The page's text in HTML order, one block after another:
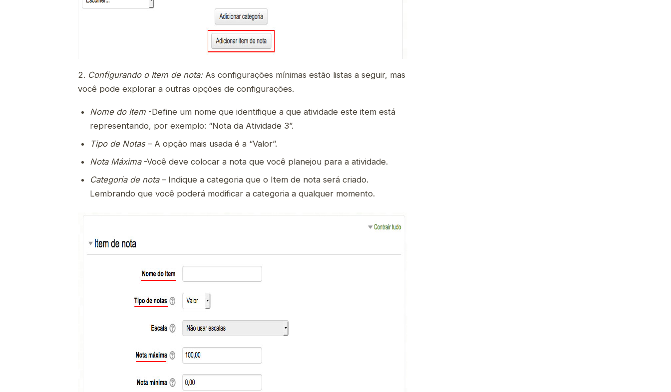
2. Configurando o Item de nota:As configurações mínimas estão listas a seguir, mas
você pode explorar a outras opções de configurações.
Nome do Item -Define um nome que identifique a que atividade este item está
representando, por exemplo: “Nota da Atividade 3”.
Tipo de Notas– A opção mais usada é a “Valor”.
Nota Máxima-Você deve colocar a nota que você planejou para a atividade.
Categoria de nota– Indique a categoria que o Item de nota será criado.
Lembrando que você poderá modificar a categoria a qualquer momento.